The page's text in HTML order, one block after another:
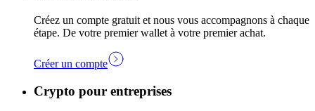
Créez un compte gratuit et nous vous accompagnons à chaque
étape. De votre premier wallet à votre premier achat.
Créer un compte
Crypto pour entreprises